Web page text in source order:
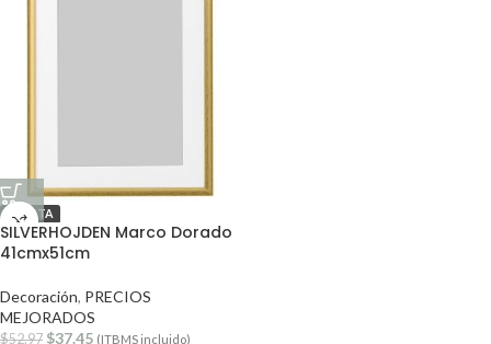
OFERTA
SILVERHOJDEN Marco Dorado
41cmx51cm
Decoración, PRECIOS
MEJORADOS
$52.97 $37.45 (ITBMS incluido)